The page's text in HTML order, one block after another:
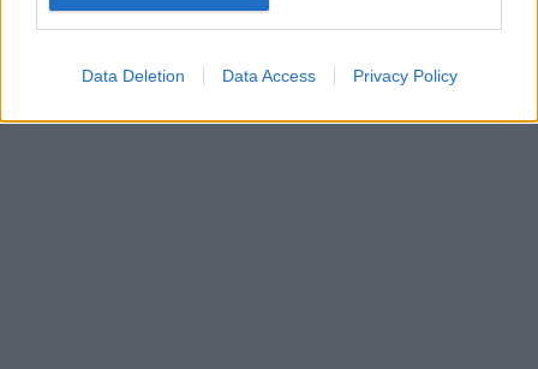
Data Deletion Data Access Privacy Policy